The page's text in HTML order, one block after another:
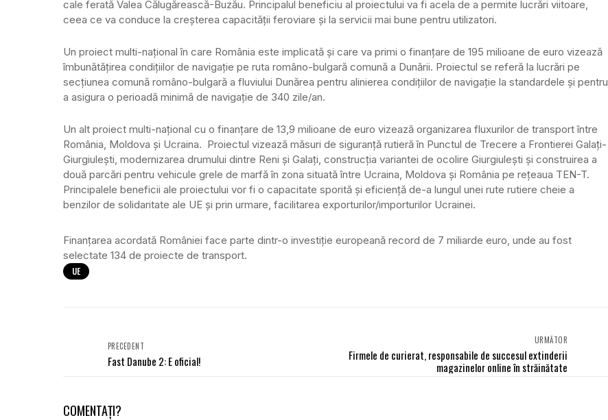
cale ferată Valea Călugărească-Buzău. Principalul beneficiu al proiectului va fi acela de a permite lucrări viitoare,
ceea ce va conduce la creșterea capacității feroviare și la servicii mai bune pentru utilizatori.
Un proiect multi-național în care România este implicată și care va primi o finanțare de 195 milioane de euro vizează
îmbunătățirea condițiilor de navigație pe ruta româno-bulgară comună a Dunării. Proiectul se referă la lucrări pe
secțiunea comună româno-bulgară a fluviului Dunărea pentru alinierea condițiilor de navigație la standardele și pentru
a asigura o perioadă minimă de navigație de 340 zile/an.
Un alt proiect multi-național cu o finanțare de 13,9 milioane de euro vizează organizarea fluxurilor de transport între
România, Moldova și Ucraina. Proiectul vizează măsuri de siguranță rutieră în Punctul de Trecere a Frontierei Galați-
Giurgiulești, modernizarea drumului dintre Reni și Galați, construcția variantei de ocolire Giurgiulești și construirea a
două parcări pentru vehicule grele de marfă în zona situată între Ucraina, Moldova și România pe rețeaua TEN-T.
Principalele beneficii ale proiectului vor fi o capacitate sporită și eficiență de-a lungul unei rute rutiere cheie a
benzilor de solidaritate ale UE și prin urmare, facilitarea exporturilor/importurilor Ucrainei.
Finanțarea acordată României face parte dintr-o investiție europeană record de 7 miliarde euro, unde au fost
selectate 134 de proiecte de transport.
UE
PRECEDENT
Fast Danube 2: E oficial!
URMĂTOR
Firmele de curierat, responsabile de succesul extinderii
magazinelor online în străinătate
COMENTAȚI?